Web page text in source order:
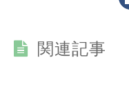
関連記事